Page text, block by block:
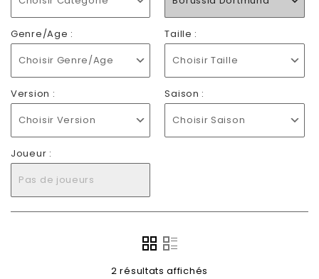
Genre/Age :
Choisir Genre/Age
Taille :
Choisir Taille
Version :
Choisir Version
Saison :
Choisir Saison
Joueur :
Pas de joueurs
2 résultats affichés